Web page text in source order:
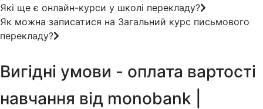
Які ще є онлайн-курси у школі перекладу?
Як можна записатися на Загальний курс письмового
перекладу?
Вигідні умови - оплата вартості
навчання від monobank |